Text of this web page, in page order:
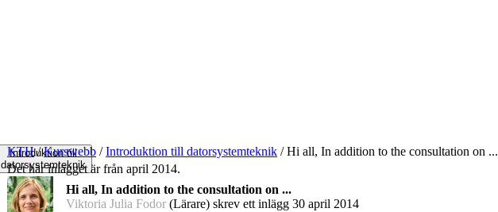
Introduktion till
datorsystemteknik
KTH / Kurswebb / Introduktion till datorsystemteknik /Hi all, In addition to the consultation on ...
Det här inlägget är från april 2014.
Hi all, In addition to the consultation on ...
Viktoria Julia Fodor (Lärare) skrev ett inlägg 30 april 2014